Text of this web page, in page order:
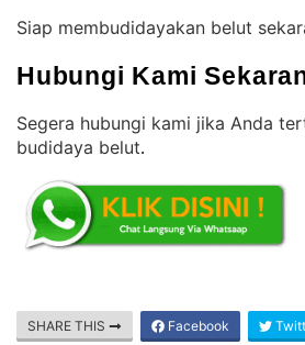
Siap membudidayakan belut
Hubungi Kami
Segera hubungi kami jika Anda
budidaya belut.
SHARE THIS Facebook